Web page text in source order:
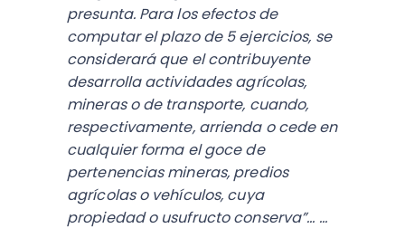
presunta. Para los efectos de
computar el plazo de 5 ejercicios, se
considerará que el contribuyente
desarrolla actividades agrícolas,
mineras o de transporte, cuando,
respectivamente, arrienda o cede en
cualquier forma el goce de
pertenencias mineras, predios
agrícolas o vehículos, cuya
propiedad o usufructo conserva”... …